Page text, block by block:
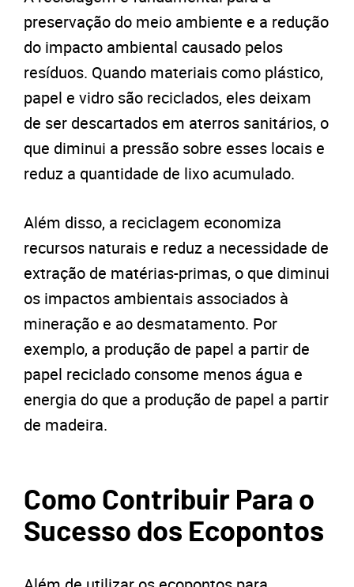
preservação do meio ambiente e a redução
do impacto ambiental causado pelos
resíduos. Quando materiais como plástico,
papel e vidro são reciclados, eles deixam
de ser descartados em aterros sanitários, o
que diminui a pressão sobre esses locais e
reduz a quantidade de lixo acumulado.
Além disso, a reciclagem economiza
recursos naturais e reduz a necessidade de
extração de matérias-primas, o que diminui
os impactos ambientais associados à
mineração e ao desmatamento. Por
exemplo, a produção de papel a partir de
papel reciclado consome menos água e
energia do que a produção de papel a partir
de madeira.
Como Contribuir Para o
Sucesso dos Ecopontos